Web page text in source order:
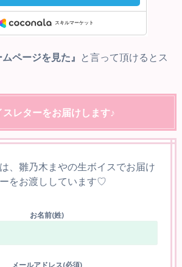
ムページを見た』
と言って頂けるとス
スレターをお届けします♪
、雛乃木まやの生ボイスでお届け
をお渡ししています♡
お名前(姓)
メールアドレス(必須)